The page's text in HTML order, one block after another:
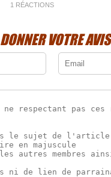
1 RÉACTIONS
DONNER VOTRE AVIS